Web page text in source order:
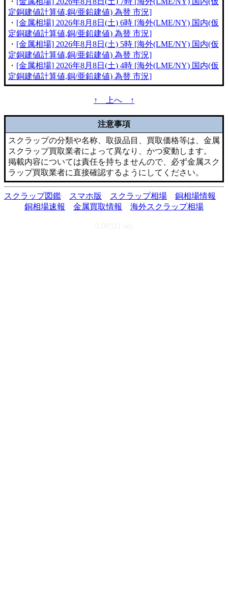
定銅建値計算値,銅/亜鉛建値) 為替 市況]
・ [金属相場] 2026年8月8日(土) 6時 [海外(LME/NY) 国内(仮
定銅建値計算値,銅/亜鉛建値) 為替 市況]
・ [金属相場] 2026年8月8日(土) 5時 [海外(LME/NY) 国内(仮
定銅建値計算値,銅/亜鉛建値) 為替 市況]
・ [金属相場] 2026年8月8日(土) 4時 [海外(LME/NY) 国内(仮
定銅建値計算値,銅/亜鉛建値) 為替 市況]
↑ 上へ ↑
注意事項
スクラップの分類や名称、取扱品目、買取価格等は、金属
スクラップ買取業者によって異なり、かつ変動します。
掲載内容については責任を持ちませんので、必ず金属スク
ラップ買取業者に直接確認するようにしてください。
スクラップ図鑑 スマホ版 スクラップ相場
銅相場情報
銅相場速報
金属買取情報 海外スクラップ相場